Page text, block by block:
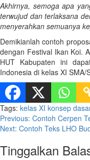
Akhirnya, semoga apa
terwujud dan terlaksana
menyerahkan semuanya
Demikianlah contoh
dengan Festival Ikan Koi.
HUT Kabupaten ini
Indonesia di kelas XI SMA/
Tags: kelas XI konsep
Continue
Reading
Previous: Contoh Cerpen
Next: Contoh Teks LHO
Tinggalkan